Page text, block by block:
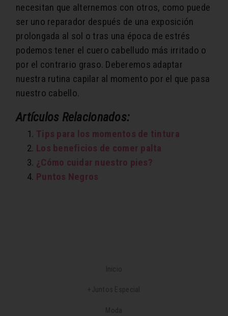
necesitan que alternemos con otros, como puede
ser uno reparador después de una exposición
prolongada al sol o tras una época de estrés
podemos tener el cuero cabelludo más irritado o
por el contrario graso. Deberemos adaptar
nuestra rutina capilar al momento por el que pasa
nuestro cabello.
Artículos Relacionados:
Tips para los momentos de tintura
Los beneficios de comer palta
¿Cómo cuidar nuestro pies?
Puntos Negros
Inicio
+Juntos Especial
Moda